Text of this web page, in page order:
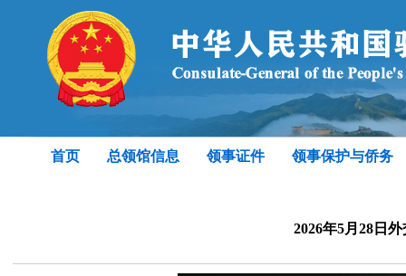
首页 总领馆信息 领事证件 领事保护与侨务
2026年5月28日